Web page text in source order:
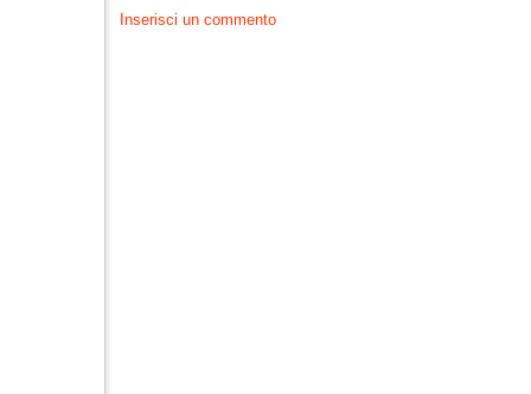
Inserisci un commento